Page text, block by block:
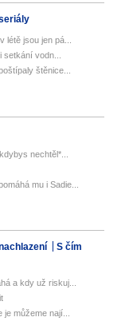
létě jsou jen pá...
setkání vodn...
štěnice...
nechtěl*...
mu i Sadie...
S čím
a kdy už riskuj...
můžeme nají...